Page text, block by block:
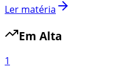
Ler matéria
Em Alta
1